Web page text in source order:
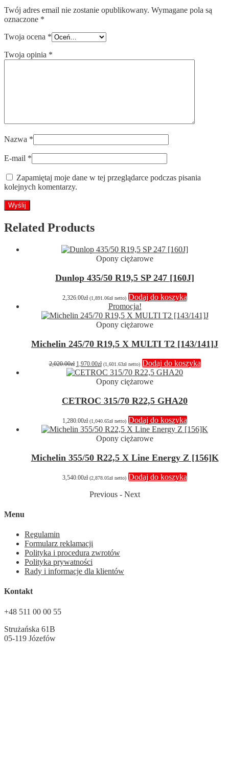
Twój adres email nie zostanie opublikowany. Wymagane pola są
oznaczone *
Twoja ocena *
Twoja opinia *
Nazwa *
E-mail *
Zapamiętaj moje dane w tej przeglądarce podczas pisania
kolejnych komentarzy.
Related Products
Opony ciężarowe
Dunlop 435/50 R19,5 SP 247 [160J]
2,326.00zł (1,891.06zł netto) Dodaj do koszyka
Promocja!
Opony ciężarowe
Michelin 245/70 R19,5 X MULTI T2 [143/141]J
2,020.00zł Pierwotna
cena
wynosiła:
2,020.00zł.
1,970.00złAktualna
cena
wynosi:
1,970.00zł.
(1,601.63złnetto) Dodaj do koszyka
Opony ciężarowe
CETROC 315/70 R22,5 GHA20
1,280.00zł (1,040.65zł netto) Dodaj do koszyka
Opony ciężarowe
Michelin 355/50 R22,5 X Line Energy Z [156]K
3,540.00zł (2,878.05zł netto) Dodaj do koszyka
Previous- Next
Menu
Regulamin
Formularz reklamacji
Polityka i procedura zwrotów
Polityka prywatności
Rady i informacje dla klientów
Kontakt
+48 511 00 00 55
Strużańska 61B
05-119 Józefów